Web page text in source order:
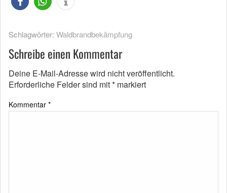
Schlagwörter: Waldbrandbekämpfung
Schreibe einen Kommentar
Deine E-Mail-Adresse wird nicht veröffentlicht.
Erforderliche Felder sind mit* markiert
Kommentar *